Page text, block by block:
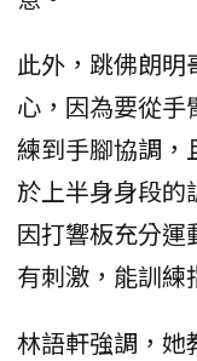
此外，跳佛朗
心，因為要從手
練到手腳協調，
於上半身身段的
因打響板充分運
有刺激，能訓練
林語軒強調，她